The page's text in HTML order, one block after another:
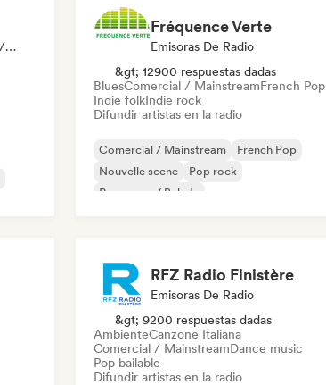
Medios De Comunicación/Periodista
Fréquence Verte
Emisoras De Radio
&gt; 12900 respuestas dadas
BluesComercial / MainstreamFrench Pop
Indie folkIndie rock
Difundir artistas en la radio
Comercial / Mainstream
French Pop
Nouvelle scene
Pop rock
Pop suave / Balada
RFZ Radio Finistère
Emisoras De Radio
&gt; 9200 respuestas dadas
AmbienteCanzone Italiana
Comercial / MainstreamDance music
Pop bailable
Difundir artistas en la radio